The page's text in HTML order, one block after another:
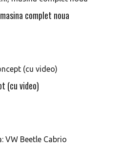
complet noua
(cu video)